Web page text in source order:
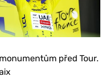
před Tour.